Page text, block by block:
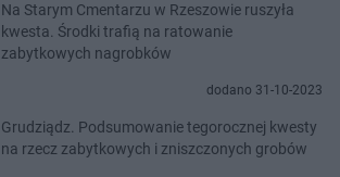
Na Starym Cmentarzu w Rzeszowie ruszyła
kwesta. Środki trafią na ratowanie
zabytkowych nagrobków
dodano 31-10-2023
Grudziądz. Podsumowanie tegorocznej kwesty
na rzecz zabytkowych i zniszczonych grobów